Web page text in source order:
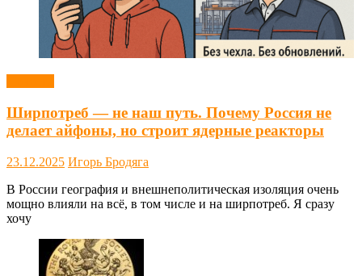
Ширпотреб — не наш путь. Почему Россия не
делает айфоны, но строит ядерные реакторы
23.12.2025 Игорь Бродяга
В России география и внешнеполитическая изоляция очень
мощно влияли на всё, в том числе и на ширпотреб. Я сразу
хочу